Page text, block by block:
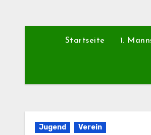
Startseite 1.
Jugend Verein